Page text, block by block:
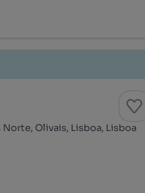
Olivais, Lisboa, Lisboa